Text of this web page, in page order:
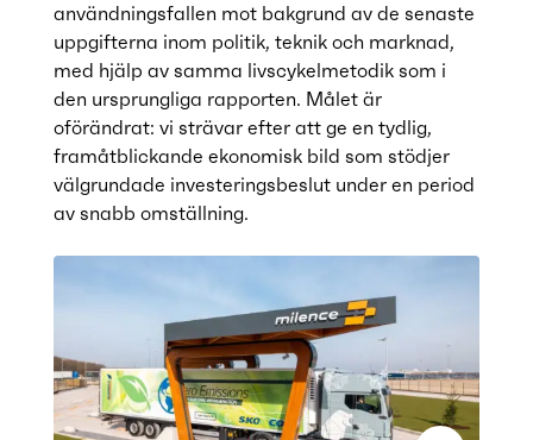
användningsfallen mot bakgrund av de senaste
uppgifterna inom politik, teknik och marknad,
med hjälp av samma livscykelmetodik som i
den ursprungliga rapporten. Målet är
oförändrat: vi strävar efter att ge en tydlig,
framåtblickande ekonomisk bild som stödjer
välgrundade investeringsbeslut under en period
av snabb omställning.